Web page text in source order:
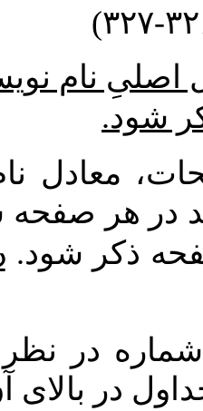
نام
شود.
معادل
در هر
ذکر شود.
در
در